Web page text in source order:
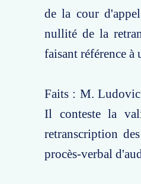
de la cour
nullité de la
faisant référence
Faits : M.
Il conteste la
retranscription
procès-verbal